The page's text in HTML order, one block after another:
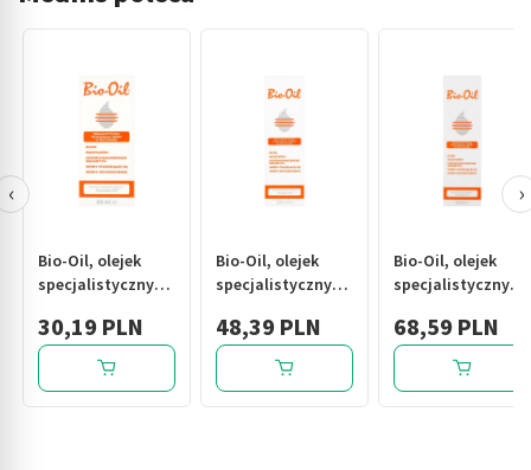
Bio-Oil, olejek
specjalistyczny
blizny, 60 ml
30,19 PLN
Bio-Oil, olejek
specjalistyczny
blizny, 125 ml
48,39 PLN
Bio-Oil, olejek
specjalistyczny
blizny, 200 ml
68,59 PLN
‹ ›